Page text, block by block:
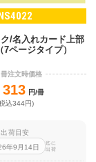
/名入れカード上部
ページタイプ）
注文時価格
313 円/冊
込344円)
出荷目安
年9 月 14日
迄に
出荷